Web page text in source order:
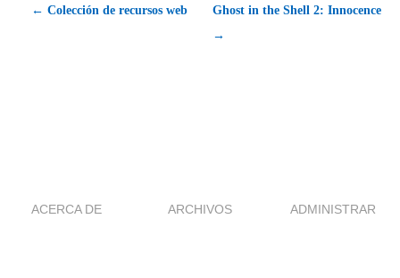
← Colección de recursos web
Ghost in the Shell 2: Innocence
→
ACERCA DE ARCHIVOS ADMINISTRAR